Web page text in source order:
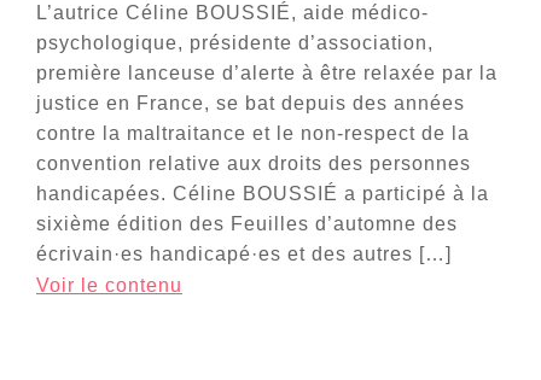
L’autrice Céline BOUSSIÉ, aide médico-
psychologique, présidente d’association,
première lanceuse d’alerte à être relaxée par la
justice en France, se bat depuis des années
contre la maltraitance et le non-respect de la
convention relative aux droits des personnes
handicapées. Céline BOUSSIÉ a participé à la
sixième édition des Feuilles d’automne des
écrivain·es handicapé·es et des autres […]
Voir le contenu